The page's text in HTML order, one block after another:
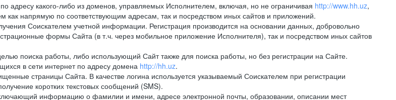
адресу какого-либо из доменов, управляемых Исполнителем, включая, но не ограничивая http://www.hh.uz,
как напрямую по соответствующим адресам, так и посредством иных сайтов и приложений.
Соискателем учетной информации. Регистрация производится на основании данных, добровольно
формы Сайта (в т.ч. через мобильное приложение Исполнителя), так и посредством иных сайтов
поиска работы, либо использующий Сайт также для поиска работы, но без регистрации на Сайте.
в сети интернет по адресу домена http://hh.uz.
страницы Сайта. В качестве логина используется указываемый Соискателем при регистрации
коротких текстовых сообщений (SMS).
информацию о фамилии и имени, адресе электронной почты, образовании, описании мест